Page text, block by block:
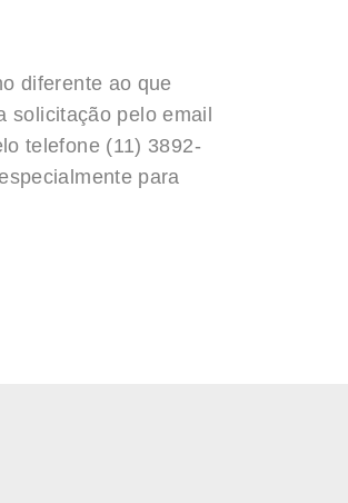
diferente ao que
pelo email
telefone (11) 3892-
para